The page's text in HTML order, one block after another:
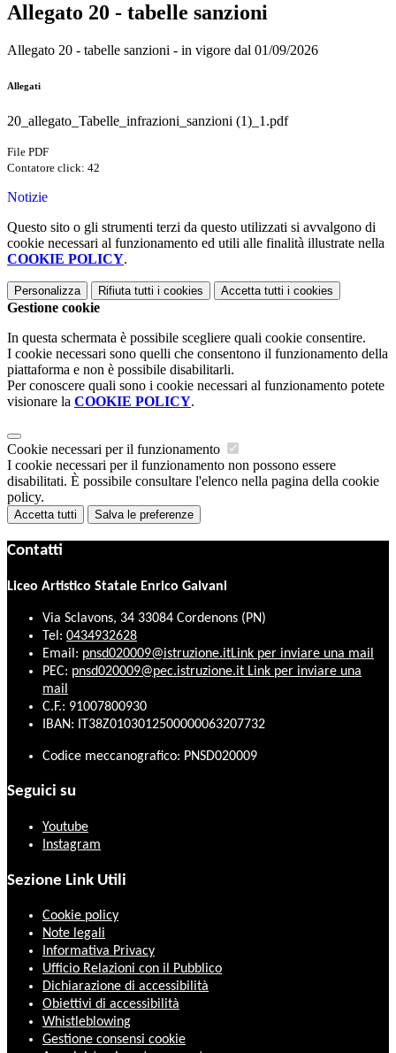
Allegato 20 - tabelle sanzioni
Allegato 20 - tabelle sanzioni - in vigore dal 01/09/2026
Allegati
20_allegato_Tabelle_infrazioni_sanzioni (1)_1.pdf
File PDF
Contatore click: 42
Notizie
Questo sito o gli strumenti terzi da questo utilizzati si avvalgono di
cookie necessari al funzionamento ed utili alle finalità illustrate nella
COOKIE POLICY.
Personalizza Rifiuta tutti i cookies Accetta tutti i cookies
Gestione cookie
In questa schermata è possibile scegliere quali cookie consentire.
I cookie necessari sono quelli che consentono il funzionamento della
piattaforma e non è possibile disabilitarli.
Per conoscere quali sono i cookie necessari al funzionamento potete
visionare la COOKIE POLICY.
Cookie necessari per il funzionamento
I cookie necessari per il funzionamento non possono essere
disabilitati. È possibile consultare l'elenco nella pagina della cookie
policy.
Accetta tutti Salva le preferenze
Contatti
Liceo Artistico Statale Enrico Galvani
Via Sclavons, 34 33084 Cordenons (PN)
Tel: 0434932628
Email: pnsd020009@istruzione.itLink per inviare una mail
PEC: pnsd020009@pec.istruzione.it Link per inviare una
mail
C.F.: 91007800930
IBAN: IT38Z0103012500000063207732
Codice meccanografico: PNSD020009
Seguici su
Youtube
Instagram
Sezione Link Utili
Cookie policy
Note legali
Informativa Privacy
Ufficio Relazioni con il Pubblico
Dichiarazione di accessibilità
Obiettivi di accessibilità
Whistleblowing
Gestione consensi cookie